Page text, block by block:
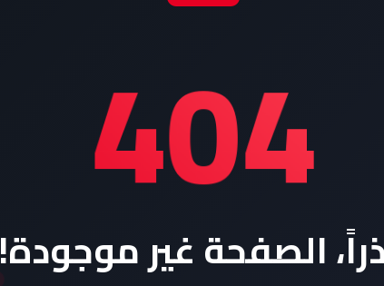
404
الصفحة غير موجودة!